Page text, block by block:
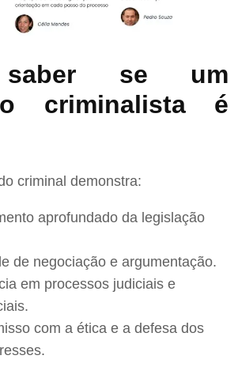
saber se um
criminalista é
criminal demonstra:
aprofundado da legislação
de negociação e argumentação.
em processos judiciais e
com a ética e a defesa dos